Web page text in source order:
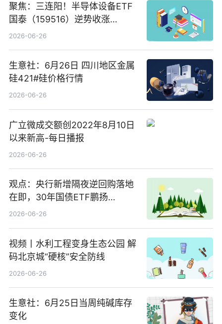
聚焦：三连阳！半导体设备ETF
国泰（159516）逆势收涨
3.5%，近10日累计净流入超65
2026-06-26
生意社：6月26日 四川地区金属
硅421#硅价格行情
2026-06-26
广立微成交额创2022年8月10日
以来新高-每日播报
2026-06-26
观点：央行新增隔夜逆回购落地
在即，30年国债ETF鹏扬
(511090) 盘中小幅上涨
2026-06-26
视频丨水利工程变身生态公园 解
码北京城“硬核”安全防线
2026-06-26
生意社：6月25日当周纯碱库存
变化